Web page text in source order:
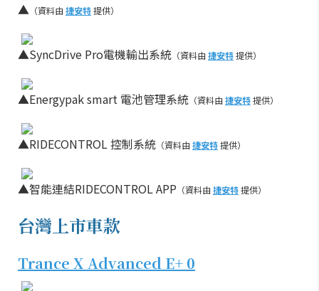
▲ （資料由捷安特提供）
▲SyncDrive Pro電機輸出系統 （資料由捷安特提供）
▲Energypak smart 電池管理系統 （資料由捷安特提供）
▲RIDECONTROL 控制系統 （資料由捷安特提供）
▲智能連結RIDECONTROL APP （資料由捷安特提供）
台灣上市車款
Trance X Advanced E+ 0